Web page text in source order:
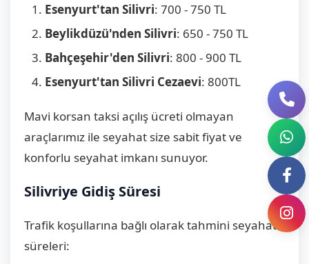
Esenyurt'tan Silivri: 700 - 750 TL
Beylikdüzü'nden Silivri: 650 - 750 TL
Bahçeşehir'den Silivri: 800 - 900 TL
Esenyurt'tan Silivri Cezaevi: 800TL
Mavi korsan taksi açılış ücreti olmayan
araçlarımız ile seyahat size sabit fiyat ve
konforlu seyahat imkanı sunuyor.
Silivriye Gidiş Süresi
Trafik koşullarına bağlı olarak tahmini seyahat
süreleri: